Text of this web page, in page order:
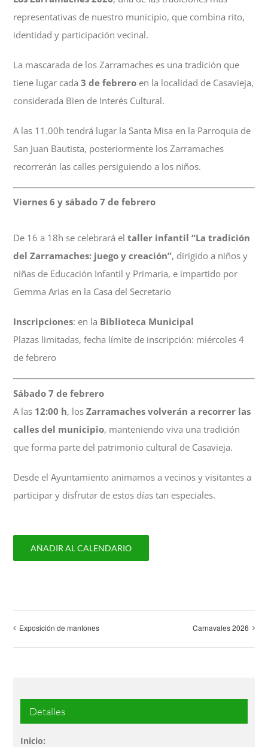
representativas de nuestro municipio, que combina rito,
identidad y participación vecinal.
La mascarada de los Zarramaches es una tradición que
tiene lugar cada 3 de febrero en la localidad de Casavieja,
considerada Bien de Interés Cultural.
A las 11.00h tendrá lugar la Santa Misa en la Parroquia de
San Juan Bautista, posteriormente los Zarramaches
recorrerán las calles persiguiendo a los niños.
Viernes 6 y sábado 7 de febrero
De 16 a 18h se celebrará eltaller infantil “La tradición
del Zarramaches: juego y creación”, dirigido a niños y
niñas de Educación Infantil y Primaria, e impartido por
Gemma Arias en la Casa del Secretario
Inscripciones: en la Biblioteca Municipal
Plazas limitadas, fecha límite de inscripción: miércoles 4
de febrero
Sábado 7 de febrero
A las 12:00 h, losZarramaches volverán a recorrer las
calles del municipio, manteniendo viva una tradición
que forma parte del patrimonio cultural de Casavieja.
Desde el Ayuntamiento animamos a vecinos y visitantes a
participar y disfrutar de estos días tan especiales.
AÑADIR AL CALENDARIO
Exposición de mantones Carnavales 2026
Detalles
Inicio: